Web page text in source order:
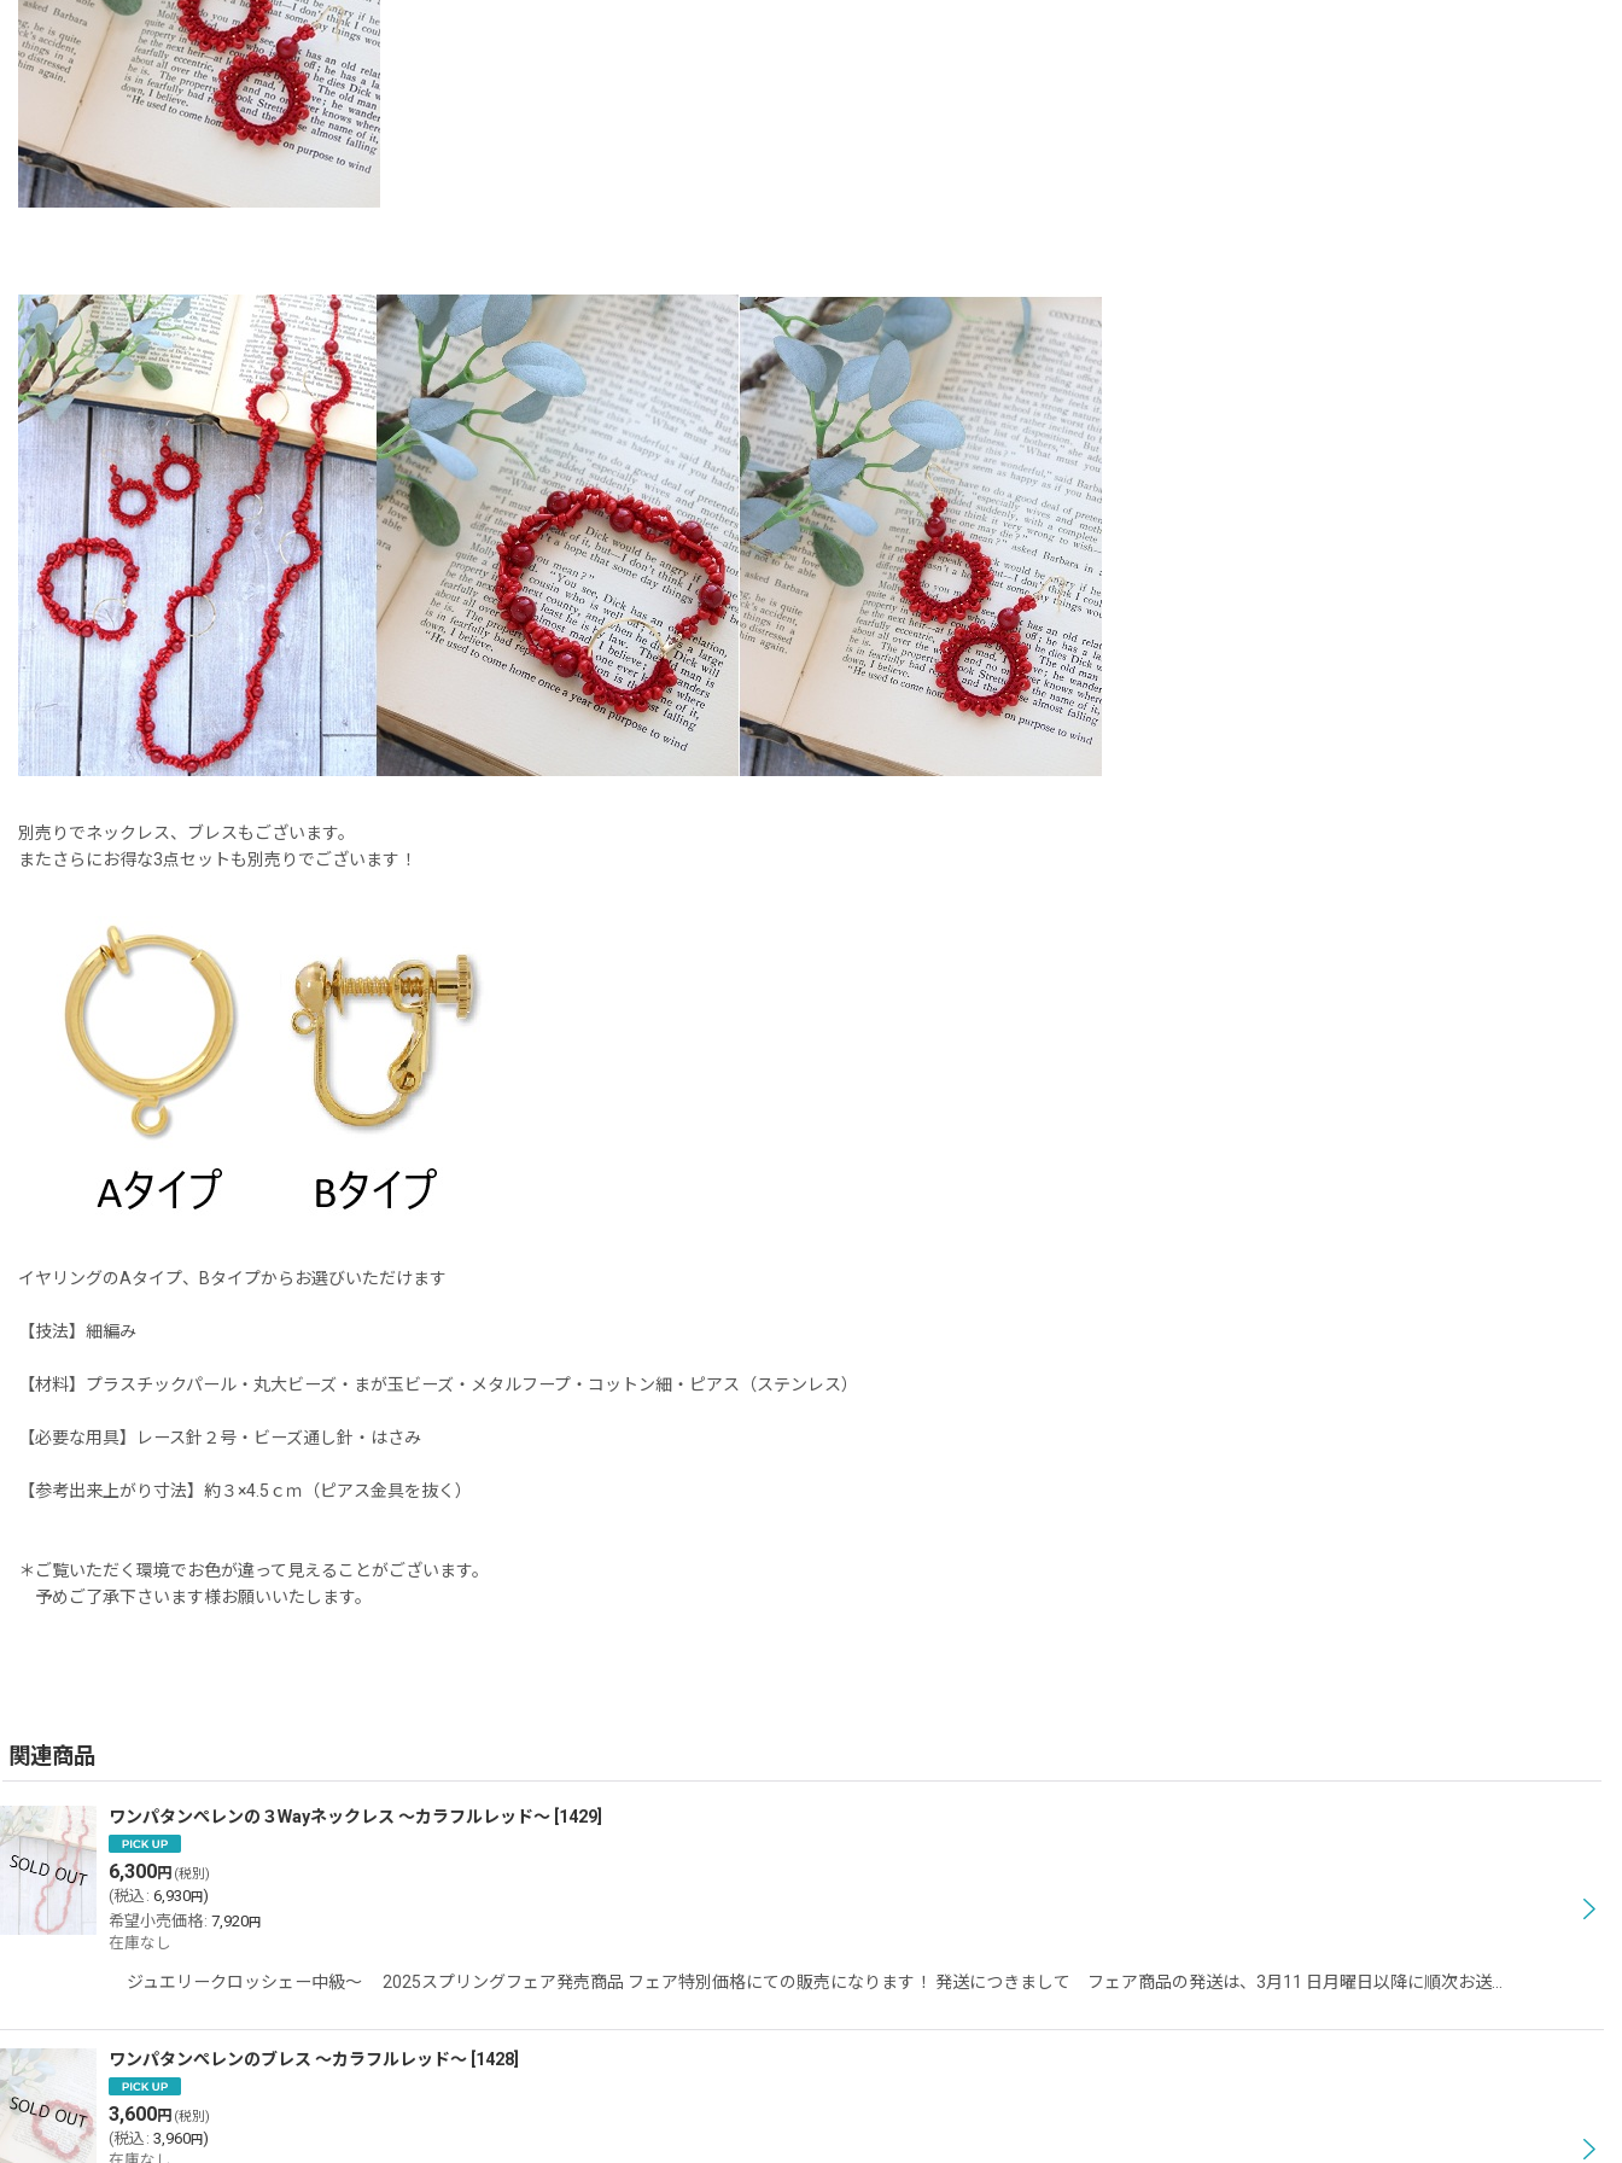
別売りでネックレス、ブレスもございます。
またさらにお得な3点セットも別売りでございます！
イヤリングのAタイプ、Bタイプからお選びいただけます
【技法】細編み
【材料】プラスチックパール・丸大ビーズ・まが玉ビーズ・メタルフープ・コットン細・ピアス（ステンレス）
【必要な用具】レース針２号・ビーズ通し針・はさみ
【参考出来上がり寸法】約３×4.5ｃｍ（ピアス金具を抜く）
＊ご覧いただく環境でお色が違って見えることがございます。
予めご了承下さいます様お願いいたします。
関連商品
ワンパタンぺレンの３Wayネックレス 〜カラフルレッド〜 1429
6,300円 (税別)
(税込 : 6,930円)
希望小売価格: 7,920円
在庫なし
ジュエリークロッシェー中級〜 2025スプリングフェア発売商品 フェア特別価格にての販売になります！ 発送につきまして フェア商品の発送は、3月11 日月曜日以降に順次お送…
ワンパタンぺレンのブレス 〜カラフルレッド〜 1428
3,600円 (税別)
(税込 : 3,960円)